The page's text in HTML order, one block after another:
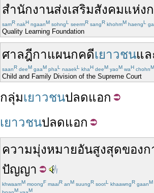
สำนักงานส่งเสริมสังคมแห่ง
samR nakH ngaanM sohngL seermR sangR khohmM haengL
Quality Learning Foundation
ศาลฎีกาแผนกคดีเยาวชนแล
saanR deeM gaaM phaL naaekL khaH deeM yaoM waH chohnM
Child and Family Division of the Supreme Court
กลุ่มเยาวชนปลดแอก
เยาวชนปลดแอก
ความมุ่งหมายอันสูงสุดของก
ปัญญา
khwaamM moongF maaiR anM suungR sootL khaawngR gaanM
M M